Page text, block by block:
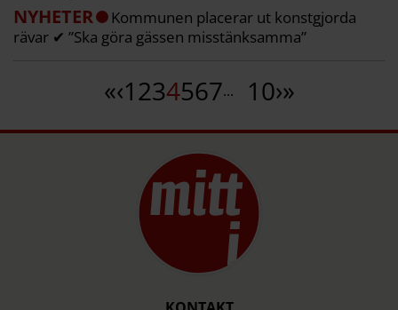
NYHETER
Kommunen placerar ut konstgjorda
rävar ✔ ”Ska göra gässen misstänksamma”
«‹1234567... 10›»